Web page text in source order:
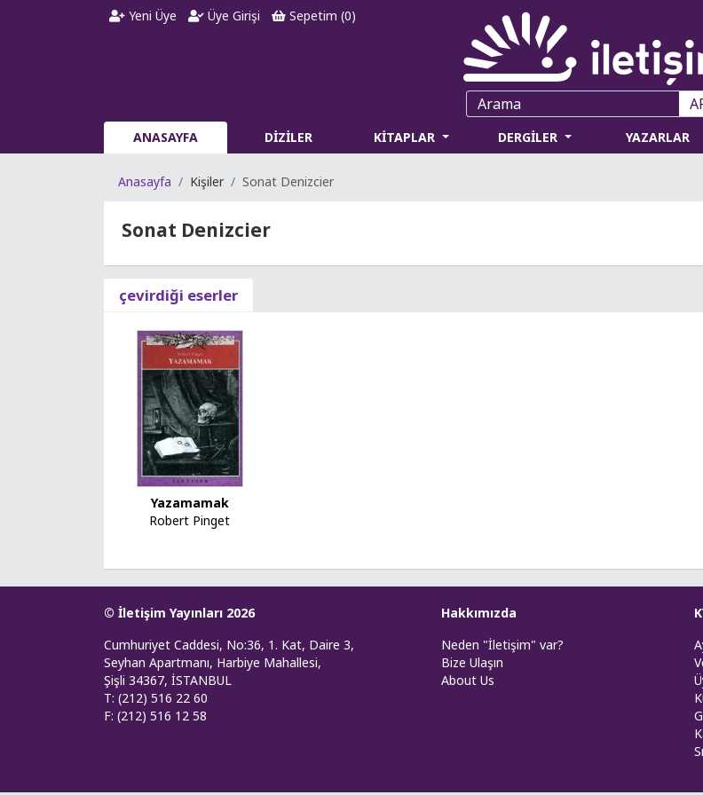
Yeni Üye Üye Girişi Sepetim (0)
ANASAYFA DİZİLER KİTAPLAR DERGİLER YAZARLAR
Anasayfa Kişiler Sonat Denizcier
Sonat Denizcier
çevirdiği eserler
Yazamamak
Robert Pinget
© İletişim Yayınları 2026
Cumhuriyet Caddesi, No:36, 1. Kat, Daire 3,
Seyhan Apartmanı, Harbiye Mahallesi,
Şişli 34367, İSTANBUL
T: (212) 516 22 60
F: (212) 516 12 58
Hakkımızda
Neden "İletişim" var?
Bize Ulaşın
About Us